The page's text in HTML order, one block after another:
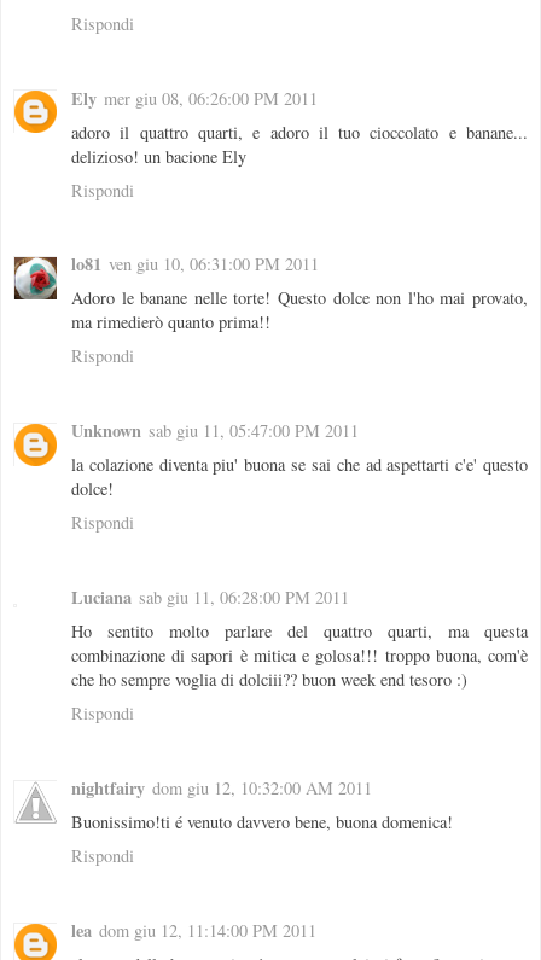
Rispondi
Ely mer giu 08, 06:26:00 PM 2011
adoro il quattro quarti, e adoro il tuo cioccolato e banane...
delizioso! un bacione Ely
Rispondi
lo81 ven giu 10, 06:31:00 PM 2011
Adoro le banane nelle torte! Questo dolce non l'ho mai provato,
ma rimedierò quanto prima!!
Rispondi
Unknown sab giu 11, 05:47:00 PM 2011
la colazione diventa piu' buona se sai che ad aspettarti c'e' questo
dolce!
Rispondi
Luciana sab giu 11, 06:28:00 PM 2011
Ho sentito molto parlare del quattro quarti, ma questa
combinazione di sapori è mitica e golosa!!! troppo buona, com'è
che ho sempre voglia di dolciii?? buon week end tesoro :)
Rispondi
nightfairy dom giu 12, 10:32:00 AM 2011
Buonissimo!ti é venuto davvero bene, buona domenica!
Rispondi
lea dom giu 12, 11:14:00 PM 2011